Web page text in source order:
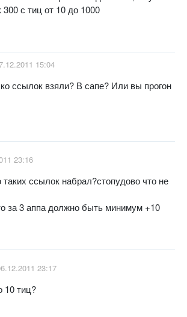
с тиц от 10 до 1000
15:04
ссылок взяли? В сапе? Или вы прогон
23:16
таких ссылок набрал?стопудово что не
за 3 аппа должно быть минимум +10
23:17
10 тиц?